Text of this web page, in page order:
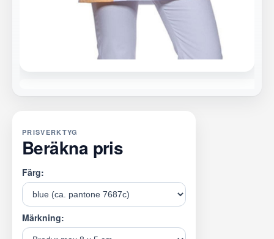
PRISVERKTYG
Beräkna pris
Färg:
Märkning: